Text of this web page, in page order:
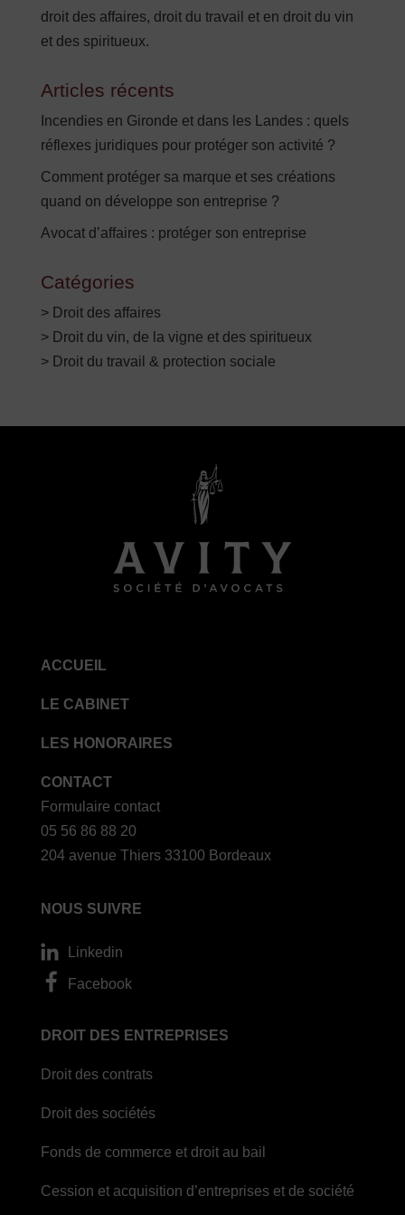
droit des affaires, droit du travail et en droit du vin
et des spiritueux.
Articles récents
Incendies en Gironde et dans les Landes : quels
réflexes juridiques pour protéger son activité ?
Comment protéger sa marque et ses créations
quand on développe son entreprise ?
Avocat d’affaires : protéger son entreprise
Catégories
> Droit des affaires
> Droit du vin, de la vigne et des spiritueux
> Droit du travail & protection sociale
ACCUEIL
LE CABINET
LES HONORAIRES
CONTACT
Formulaire contact
05 56 86 88 20
204 avenue Thiers 33100 Bordeaux
NOUS SUIVRE
Linkedin
Facebook
DROIT DES ENTREPRISES
Droit des contrats
Droit des sociétés
Fonds de commerce et droit au bail
Cession et acquisition d’entreprises et de société